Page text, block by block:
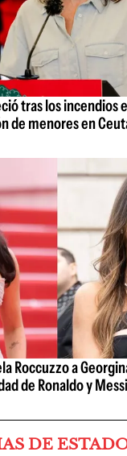
tras los incendios
de menores en
Roccuzzo a
de Ronaldo y
DE